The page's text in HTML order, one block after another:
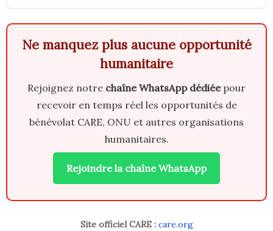
Ne manquez plus aucune opportunité
humanitaire
Rejoignez notre chaîne WhatsApp dédiéepour
recevoir en temps réel les opportunités de
bénévolat CARE, ONU et autres organisations
humanitaires.
Rejoindre la chaîne WhatsApp
Site officiel CARE : care.org